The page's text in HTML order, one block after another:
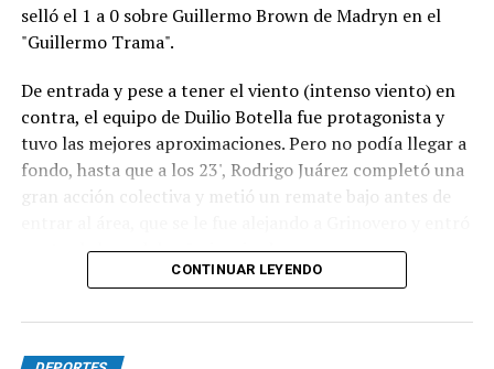
selló el 1 a 0 sobre Guillermo Brown de Madryn en el
"Guillermo Trama".
De entrada y pese a tener el viento (intenso viento) en
contra, el equipo de Duilio Botella fue protagonista y
tuvo las mejores aproximaciones. Pero no podía llegar a
fondo, hasta que a los 23', Rodrigo Juárez completó una
gran acción colectiva y metió un remate bajo antes de
contra la base del caño izquierdo.
no se acercaba al área de Pedro Fernández y, parecía,
que si el local acertaba en alguna contra podía lastimar.
CONTINUAR LEYENDO